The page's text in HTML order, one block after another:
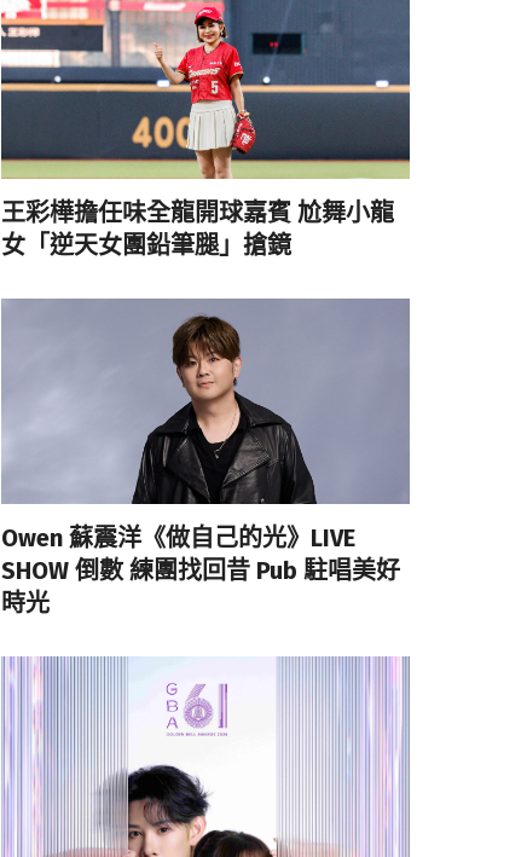
王彩樺擔任味全龍開球嘉賓 尬舞小龍
女「逆天女團鉛筆腿」搶鏡
Owen 蘇震洋《做自己的光》LIVE
SHOW 倒數 練團找回昔 Pub 駐唱美好
時光